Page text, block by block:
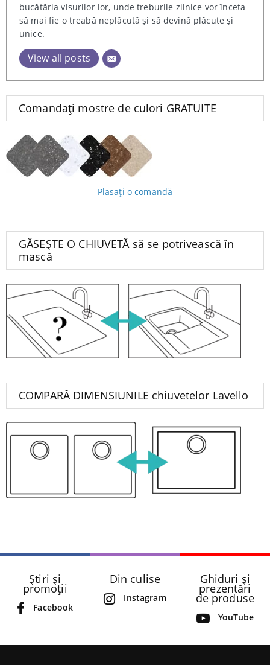
bucătăria visurilor lor, unde treburile zilnice vor înceta
să mai fie o treabă neplăcută și să devină plăcute și
unice.
View all posts
Comandați mostre de culori GRATUITE
Plasați o comandă
GĂSEȘTE O CHIUVETĂ să se potrivească în
mască
COMPARĂ DIMENSIUNILE chiuvetelor Lavello
Știri și
promoții
Facebook
Din culise
Instagram
Ghiduri și
prezentări
de produse
YouTube